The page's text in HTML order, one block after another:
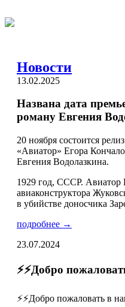
Новости
13.02.2025
Названа дата
роману Евгения
20 ноября состоится
«Авиатор» Егора
Евгения Водолазкина.
1929 год, СССР.
авиаконструктора
в убийстве доносчика
подробнее →
23.07.2024
⚡️⚡️Добро
⚡️⚡️Добро пожаловать в